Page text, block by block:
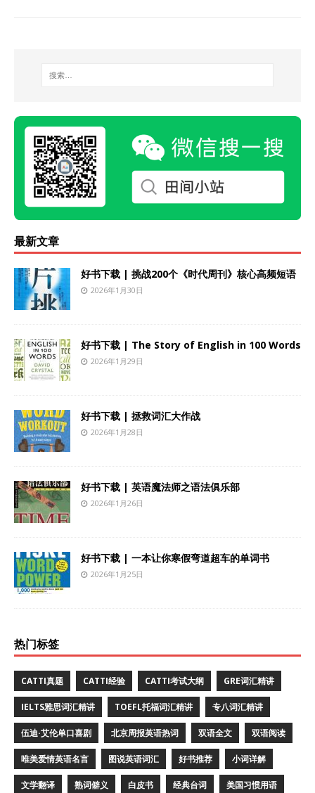
最新文章
好书下载 | 挑战200个《时代周刊》核心高频短语
2026年1月30日
好书下载 | The Story of English in 100 Words
2026年1月29日
好书下载 | 拯救词汇大作战
2026年1月28日
好书下载 | 英语魔法师之语法俱乐部
2026年1月26日
好书下载 | 一本让你寒假弯道超车的单词书
2026年1月25日
热门标签
CATTI真题 CATTI经验 CATTI考试大纲 GRE词汇精讲
IELTS雅思词汇精讲 TOEFL托福词汇精讲 专八词汇精讲
伍迪·艾伦单口喜剧 北京周报英语热词 双语全文 双语阅读
唯美爱情英语名言 图说英语词汇 好书推荐 小词详解
文学翻译 熟词僻义 白皮书 经典台词 美国习惯用语